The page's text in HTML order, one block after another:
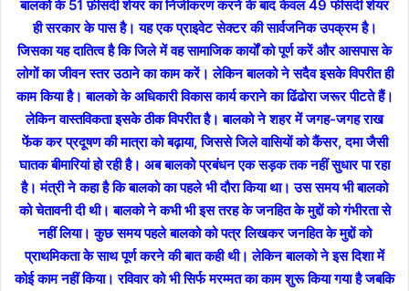
बालको के 51 फ़ीसदी शेयर का निजीकरण करने के बाद केवल 49 फीसदी शेयर
ही सरकार के पास है। यह एक प्राइवेट सेक्टर की सार्वजनिक उपक्रम है।
जिसका यह दातित्व है कि जिले में वह सामाजिक कार्यों को पूर्ण करें और आसपास के
लोगों का जीवन स्तर उठाने का काम करें। लेकिन बालको ने सदैव इसके विपरीत ही
काम किया है। बालको के अधिकारी विकास कार्य कराने का ढिंढोरा जरूर पीटते हैं।
लेकिन वास्तविकता इसके ठीक विपरीत है। बालको ने शहर में जगह-जगह राख
फेंक कर प्रदूषण की मात्रा को बढ़ाया, जिससे जिले वासियों को कैंसर, दमा जैसी
घातक बीमारियां हो रही है। अब बालको प्रबंधन एक सड़क तक नहीं सुधार पा रहा
है। मंत्री ने कहा है कि बालको का पहले भी दौरा किया था। उस समय भी बालको
को चेतावनी दी थी। बालको ने कभी भी इस तरह के जनहित के मुद्दों को गंभीरता से
नहीं लिया। कुछ समय पहले बालको को पत्र लिखकर जनहित के मुद्दों को
प्राथमिकता के साथ पूर्ण करने की बात कही थी। लेकिन बालको ने इस दिशा में
कोई काम नहीं किया। रविवार को भी सिर्फ मरम्मत का काम शुरू किया गया है जबकि